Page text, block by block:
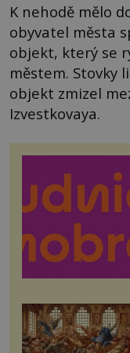
K nehodě mělo
obyvatel města
objekt, který se
městem. Stovky
objekt zmizel
Izvestkovaya.